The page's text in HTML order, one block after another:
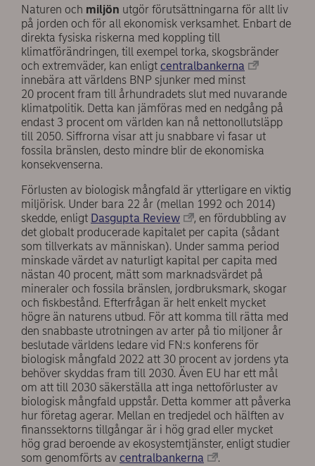
Naturen och miljön utgör förutsättningarna för allt liv
på jorden och för all ekonomisk verksamhet. Enbart de
direkta fysiska riskerna med koppling till
klimatförändringen, till exempel torka, skogsbränder
och extremväder, kan enligt centralbankerna
innebära att världens BNP sjunker med minst
20 procent fram till århundradets slut med nuvarande
klimatpolitik. Detta kan jämföras med en nedgång på
endast 3 procent om världen kan nå nettonollutsläpp
till 2050. Siffrorna visar att ju snabbare vi fasar ut
fossila bränslen, desto mindre blir de ekonomiska
konsekvenserna.
Förlusten av biologisk mångfald är ytterligare en viktig
miljörisk. Under bara 22 år (mellan 1992 och 2014)
skedde, enligt Dasgupta Review
, en fördubbling av
det globalt producerade kapitalet per capita (sådant
som tillverkats av människan). Under samma period
minskade värdet av naturligt kapital per capita med
nästan 40 procent, mätt som marknadsvärdet på
mineraler och fossila bränslen, jordbruksmark, skogar
och fiskbestånd. Efterfrågan är helt enkelt mycket
högre än naturens utbud. För att komma till rätta med
den snabbaste utrotningen av arter på tio miljoner år
beslutade världens ledare vid FN:s konferens för
biologisk mångfald 2022 att 30 procent av jordens yta
behöver skyddas fram till 2030. Även EU har ett mål
om att till 2030 säkerställa att inga nettoförluster av
biologisk mångfald uppstår. Detta kommer att påverka
hur företag agerar. Mellan en tredjedel och hälften av
finanssektorns tillgångar är i hög grad eller mycket
hög grad beroende av ekosystemtjänster, enligt studier
som genomförts av centralbankerna .